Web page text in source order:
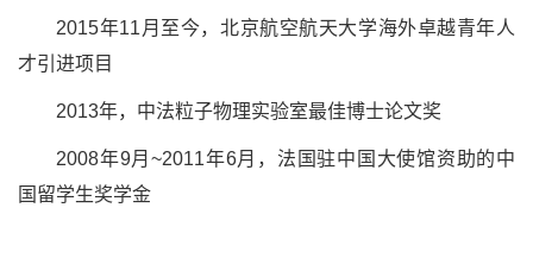
2015年11月至今，北京航空航天大学海外卓越青年人
才引进项目
2013年，中法粒子物理实验室最佳博士论文奖
2008年9月~2011年6月，法国驻中国大使馆资助的中
国留学生奖学金